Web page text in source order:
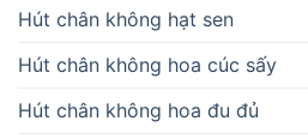
Hút chân không hạt sen
Hút chân không hoa cúc sấy
Hút chân không hoa đu đủ